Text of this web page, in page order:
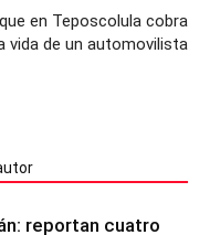
en Teposcolula cobra
vida de un automovilista
reportan cuatro